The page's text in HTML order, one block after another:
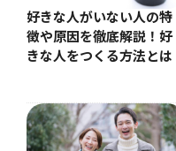
好きな人がいない人の特
徴や原因を徹底解説！好
きな人をつくる方法とは